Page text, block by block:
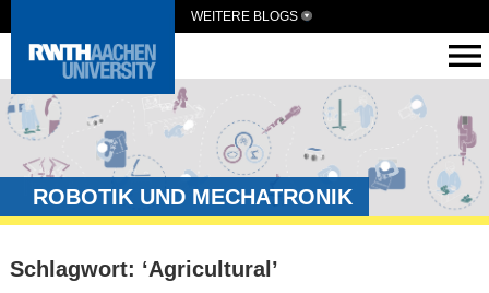
WEITERE BLOGS
ROBOTIK UND MECHATRONIK
Schlagwort: ‘Agricultural’